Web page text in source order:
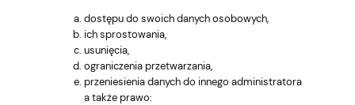
dostępu do swoich danych osobowych,
ich sprostowania,
usunięcia,
ograniczenia przetwarzania,
przeniesienia danych do innego administratora
a także prawo: